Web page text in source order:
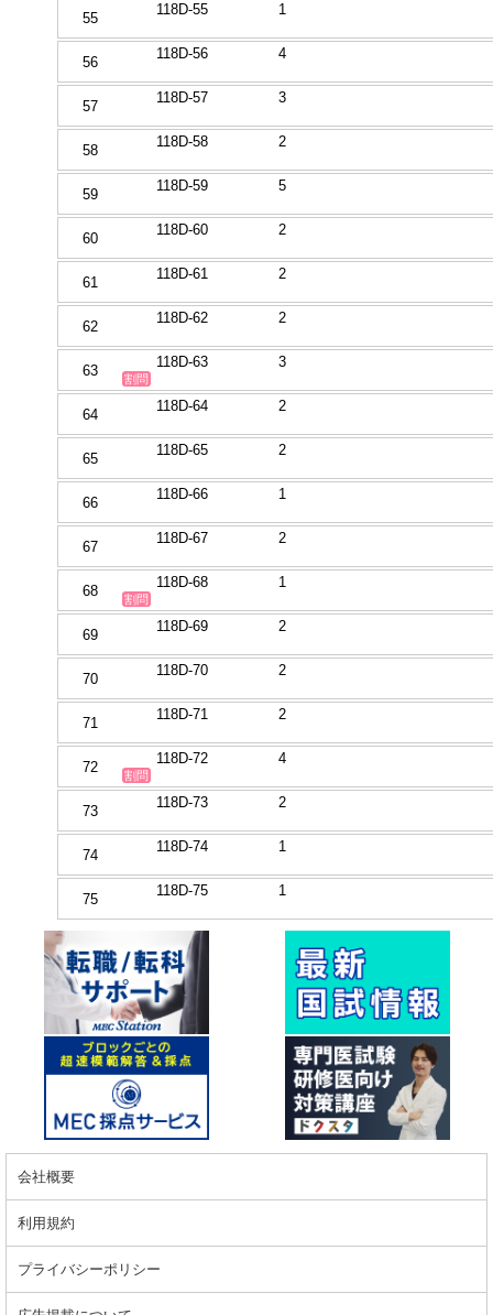
55
118D-55 1
56
118D-56 4
57
118D-57 3
58
118D-58 2
59
118D-59 5
60
118D-60 2
61
118D-61 2
62
118D-62 2
63
118D-63 3
割問
64
118D-64 2
65
118D-65 2
66
118D-66 1
67
118D-67 2
68
118D-68 1
割問
69
118D-69 2
70
118D-70 2
71
118D-71 2
72
118D-72 4
割問
73
118D-73 2
74
118D-74 1
75
118D-75 1
会社概要
利用規約
プライバシーポリシー